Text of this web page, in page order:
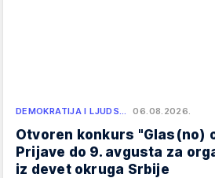
DEMOKRATIJA I LJUDS… 06.08.2026.
Otvoren konkurs "Glas(no)
Prijave do 9. avgusta za
iz devet okruga Srbije